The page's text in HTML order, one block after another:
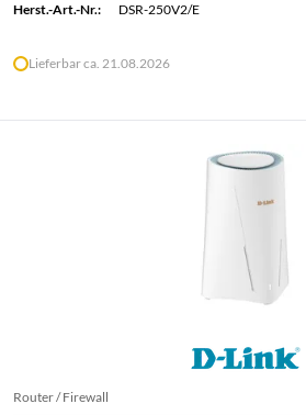
Herst.-Art.-Nr.:
DSR-250V2/E
Lieferbar ca. 21.08.2026
Router / Firewall